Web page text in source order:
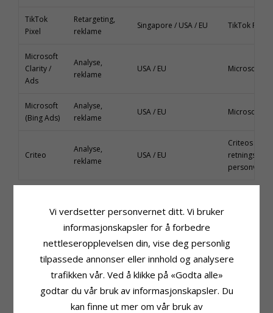
TikTok
Pixel
Retargeting,
reklame
Singapore / USA / EU TikTok
Microsoft
Clarity /
Ads
Analyse,
reklame
USA / EU Microsoft
Microsoft
(Bing Ads)
Analyse,
reklame
USA / EU Microsoft
Criteo
Analyse,
reklame
USA / EU
Criteos
personvern
I samsvar med GDPR behandler vi dataene dine basert på:
Samtykke (f.eks. bruk av informasjonskapsler eller
abonnement)
Kontraktsmessig nødvendighet (hvis du bruker
tjenester/bestiller noe)
Berettiget interesse (analyse, nettstedoptimalisering,
grunnleggende markedsføring)
Vi verdsetter personvernet ditt. Vi bruker
informasjonskapsler for å forbedre
nettleseropplevelsen din, vise deg personlig
tilpassede annonser eller innhold og analysere
trafikken vår. Ved å klikke på «Godta alle»
godtar du vår bruk av informasjonskapsler. Du
kan finne ut mer om vår bruk av